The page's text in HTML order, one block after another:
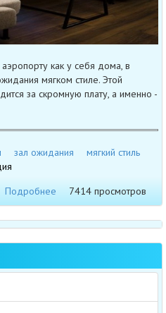
аэропорту как у себя дома, в
мягком стиле. Этой
за скромную плату, а именно -
зал ожидания
мягкий стиль
Подробнее
7414 просмотров